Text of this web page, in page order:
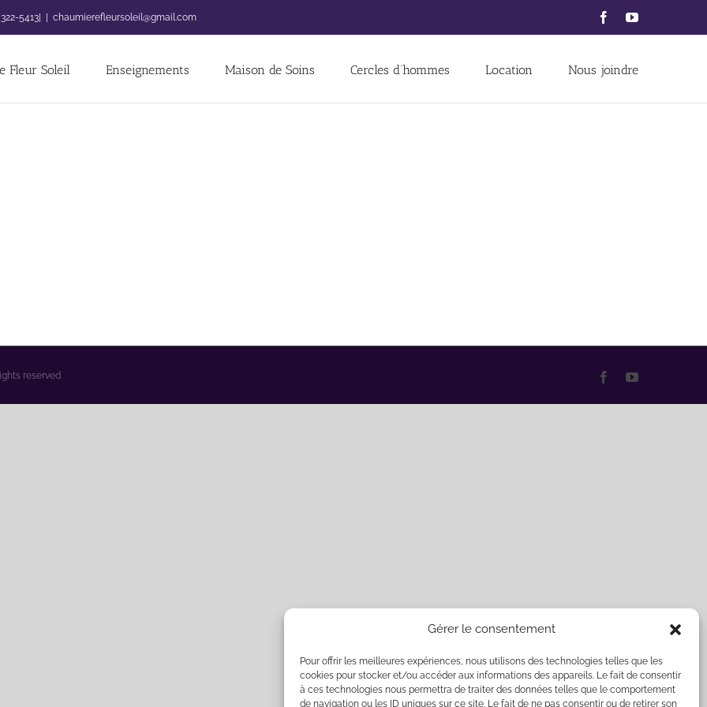
Gérer le consentement
Pour offrir les meilleures expériences, nous utilisons des technologies telles que les
cookies pour stocker et/ou accéder aux informations des appareils. Le fait de consentir
à ces technologies nous permettra de traiter des données telles que le comportement
de navigation ou les ID uniques sur ce site. Le fait de ne pas consentir ou de retirer son
5413| chaumierefleursoleil@gmail.com FacebookYouTube
Fleur Soleil Enseignements Maison de Soins Cercles d’hommes Location Nous joindre
reserved FacebookYouTube